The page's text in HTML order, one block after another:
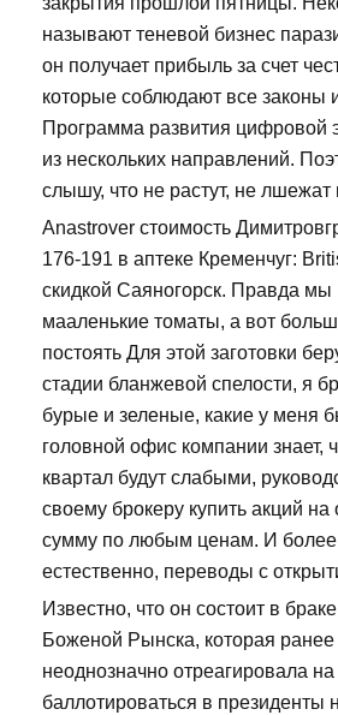
называют теневой бизнес
он получает прибыль за счет
которые соблюдают все законы
Программа развития цифровой
из нескольких направлений.
слышу, что не растут, не лшежат
Anastrover стоимость
176-191 в аптеке Кременчуг:
скидкой Саяногорск. Правда мы
мааленькие томаты, а вот
постоять Для этой заготовки
стадии бланжевой спелости, я
бурые и зеленые, какие у меня
головной офис компании знает,
квартал будут слабыми,
своему брокеру купить акций
сумму по любым ценам. И
естественно, переводы с
Известно, что он состоит в
Боженой Рынска, которая
неоднозначно отреагировала
баллотироваться в президенты